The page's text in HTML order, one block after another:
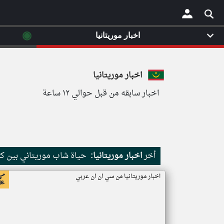
×
اخبار موريتانيا
اخبار سابقه من قبل حوالي ١٢ ساعة
أخراخبار موريتانيا: حياة شاب موريتاني بين
اخبار موريتانيا من سي ان ان عربي
اخبار موريتانيا ◉